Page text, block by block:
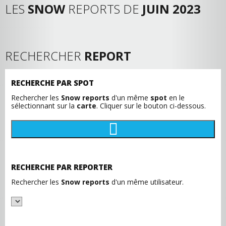
LES SNOW REPORTS DE JUIN 2023
RECHERCHER REPORT
RECHERCHE PAR SPOT
Rechercher les Snow reports d'un même spot en le
sélectionnant sur la carte. Cliquer sur le bouton ci-dessous.
RECHERCHE PAR REPORTER
Rechercher les Snow reports d'un même utilisateur.